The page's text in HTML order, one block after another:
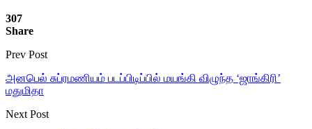
307
Share
Prev Post
அனபெல் சுப்ரமணியம் படப்பிடிப்பில் மயங்கி விழுந்த ‘ஜாங்கிரி’
மதுமிதா
Next Post